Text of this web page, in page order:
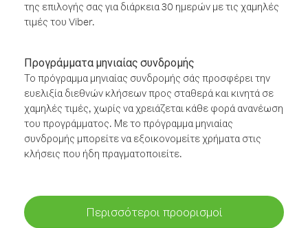
της επιλογής σας για διάρκεια 30 ημερών με τις χαμηλές
τιμές του Viber.
Προγράμματα μηνιαίας συνδρομής
Το πρόγραμμα μηνιαίας συνδρομής σάς προσφέρει την
ευελιξία διεθνών κλήσεων προς σταθερά και κινητά σε
χαμηλές τιμές, χωρίς να χρειάζεται κάθε φορά ανανέωση
του προγράμματος. Με το πρόγραμμα μηνιαίας
συνδρομής μπορείτε να εξοικονομείτε χρήματα στις
κλήσεις που ήδη πραγματοποιείτε.
Περισσότεροι προορισμοί